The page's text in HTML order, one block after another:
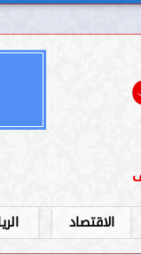
الاقتصاد